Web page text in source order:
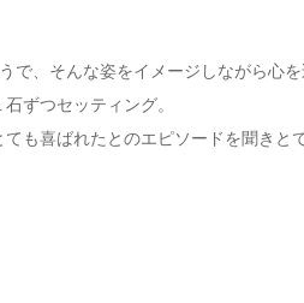
で、そんな姿をイメージしながら心
ずつセッティング。
も喜ばれたとのエピソードを聞きと